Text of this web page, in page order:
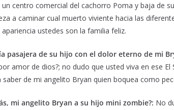
centro comercial del cachorro Poma y baja de
a caminar cual muerto viviente hacia las
ustedes son la familia feliz.
pasajera de su hijo con el dolor eterno de mi
amor de dios?; no dudo que usted viva en ese
de mi angelito Bryan quien boquea como
mi angelito Bryan a su hijo mini zombie?: No